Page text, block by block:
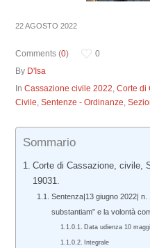
22 AGOSTO 2022
Comments (0)
0
By D'Isa
InCassazione civile 2022,Corte di
Civile,Sentenze - Ordinanze,
Sommario
Corte di Cassazione, civile,
19031.
Sentenza|13 giugno 2022|
substantiam” e la volontà
Data udienza 10
Integrale